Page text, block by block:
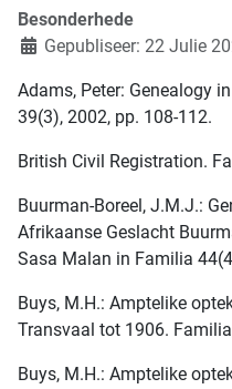
Besonderhede
Gepubliseer: 22 Julie
Adams, Peter: Genealogy
39(3), 2002, pp. 108-112.
British Civil Registration.
Buurman-Boreel, J.M.J.:
Afrikaanse Geslacht
Sasa Malan in Familia
Buys, M.H.: Amptelike
Transvaal tot 1906.
Buys, M.H.: Amptelike